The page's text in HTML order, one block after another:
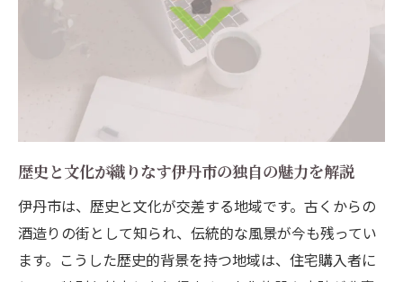
伊丹市の自然環境を活かした住まいの設計
環境と共生する生活を目指す伊丹市の不動
産選択
伊丹市での持続可能な暮らしと不動産購入
伊丹市の交通アクセス優位性が不動産市場に及
ぼす影響
伊丹市の交通アクセスが不動産選びに与え
る利点
歴史と文化が織りなす伊丹市の独自の魅力を解説
伊丹市は、歴史と文化が交差する地域です。古くからの
酒造りの街として知られ、伝統的な風景が今も残ってい
ます。こうした歴史的背景を持つ地域は、住宅購入者に